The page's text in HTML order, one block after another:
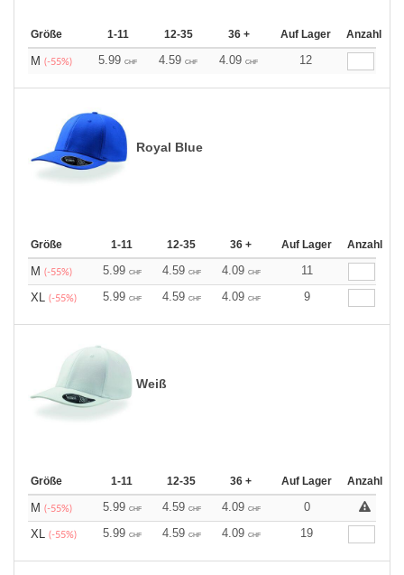
Größe 1-11 12-35 36 + Auf Lager Anzahl
M (-55%) 5.99 CHF 4.59 CHF 4.09 CHF 12
Royal Blue
Größe 1-11 12-35 36 + Auf Lager Anzahl
M (-55%) 5.99 CHF 4.59 CHF 4.09 CHF
11
XL (-55%) 5.99 CHF 4.59 CHF 4.09 CHF 9
Weiß
Größe 1-11 12-35 36 + Auf Lager Anzahl
M (-55%) 5.99 CHF 4.59 CHF 4.09 CHF
0
XL (-55%) 5.99 CHF 4.59 CHF 4.09 CHF 19